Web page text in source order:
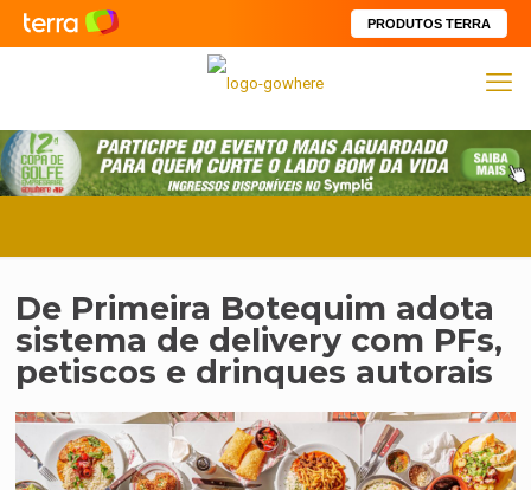
PRODUTOS TERRA
De Primeira Botequim adota
sistema de delivery com PFs,
petiscos e drinques autorais